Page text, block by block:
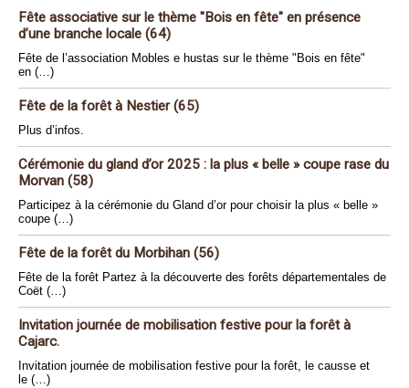
Fête associative sur le thème "Bois en fête" en présence
d’une branche locale (64)
Fête de l’association Mobles e hustas sur le thème "Bois en fête"
en (…)
Fête de la forêt à Nestier (65)
Plus d’infos.
Cérémonie du gland d’or 2025 : la plus « belle » coupe rase du
Morvan (58)
Participez à la cérémonie du Gland d’or pour choisir la plus « belle »
coupe (…)
Fête de la forêt du Morbihan (56)
Fête de la forêt Partez à la découverte des forêts départementales de
Coët (…)
Invitation journée de mobilisation festive pour la forêt à
Cajarc.
Invitation journée de mobilisation festive pour la forêt, le causse et
le (…)